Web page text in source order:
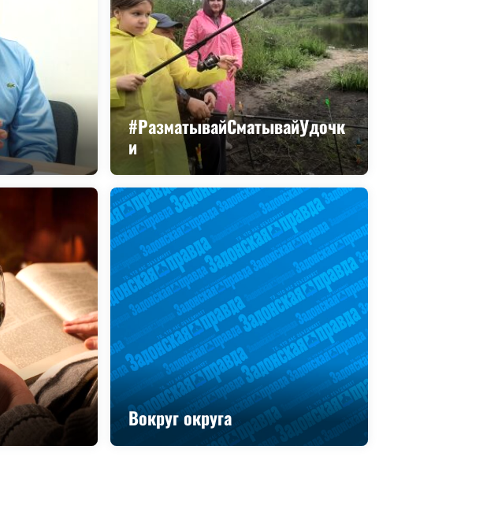
#РазматывайСматывайУдочк
и
Вокруг округа